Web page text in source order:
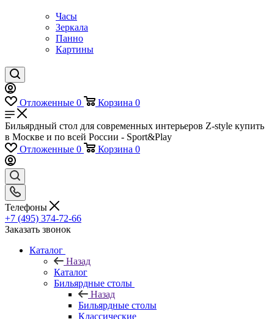
Часы
Зеркала
Панно
Картины
Отложенные 0 Корзина 0
Бильярдный стол для современных интерьеров Z-style купить
в Москве и по всей России - Sport&Play
Отложенные 0 Корзина 0
Телефоны
+7 (495) 374-72-66
Заказать звонок
Каталог
Назад
Каталог
Бильярдные столы
Назад
Бильярдные столы
Классические